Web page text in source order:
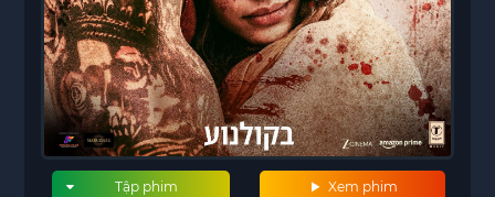
Xem phim
Tập phim